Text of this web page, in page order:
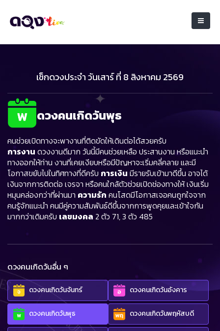
เช็กดวงประจำ วันเสาร์ ที่ 8 สิงหาคม 2569
ดวงคนเกิดวันพุธ
คนช่วยเปิดทางจะพางานที่ติดขัดให้เดินต่อได้สวยครับ
การงาน ดวงงานดีมาก วันนี้มีคนช่วยเหลือ ประสานงาน หรือแนะนำ
ทางออกให้ท่าน งานที่เคยเงียบหรือมีปัญหาจะเริ่มคลี่คลาย และมี
โอกาสขยับไปในทิศทางที่ดีครับ การเงิน มีรายรับเข้ามาดีขึ้น อาจได้
เงินจากการติดต่อ เจรจา หรือคนใกล้ตัวช่วยเปิดช่องทางให้ เงินเริ่ม
หมุนคล่องกว่าที่ผ่านมา ความรัก คนโสดมีโอกาสเจอคนถูกใจจาก
คนรู้จักแนะนำ คนมีคู่ความสัมพันธ์ดีขึ้นจากการพูดคุยและเข้าใจกัน
มากกว่าเดิมครับ เลขมงคล 2 ตัว 71, 3 ตัว 485
ดวงคนเกิดวันอื่น ๆ
ดวงคนเกิดวันจันทร์ ดวงคนเกิดวันอังคาร
ดวงคนเกิดวันพุธ ดวงคนเกิดวันพฤหัสบดี